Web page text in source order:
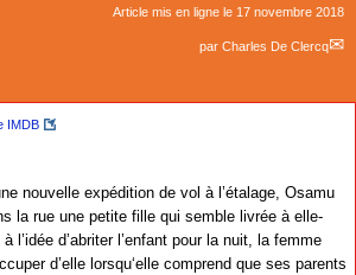
Article mis en ligne le 17 novembre 2018
par Charles De Clercq
IMDB
nouvelle expédition de vol à l’étalage, Osamu
la rue une petite fille qui semble livrée à elle-
l’idée d’abriter l’enfant pour la nuit, la femme
d’elle lorsqu‘elle comprend que ses parents